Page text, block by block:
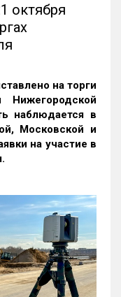
октября
на торги
наблюдается в
Московской и
на участие в
.